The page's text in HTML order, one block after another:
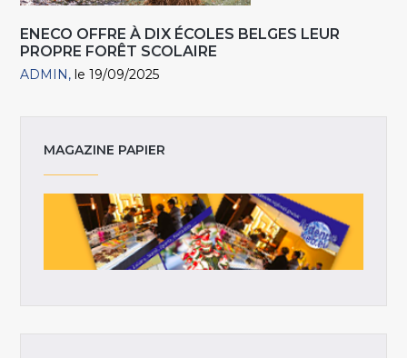
ENECO OFFRE À DIX ÉCOLES BELGES LEUR
PROPRE FORÊT SCOLAIRE
ADMIN le 19/09/2025
MAGAZINE PAPIER